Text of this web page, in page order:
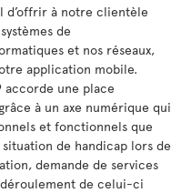
d’offrir à notre clientèle
de
et nos réseaux,
application mobile.
accorde une place
à un axe numérique qui
et fonctionnels que
de handicap lors de
demande de services
de celui-ci